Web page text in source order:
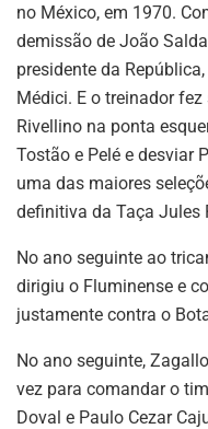
no México, em 1970.
demissão de João
presidente da
Médici. E o treinador
Rivellino na ponta
Tostão e Pelé e desviar
uma das maiores
definitiva da Taça Jules
No ano seguinte ao
dirigiu o Fluminense e
justamente contra o
No ano seguinte,
vez para comandar o
Doval e Paulo Cezar